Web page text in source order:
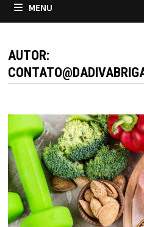
MENU
AUTOR: